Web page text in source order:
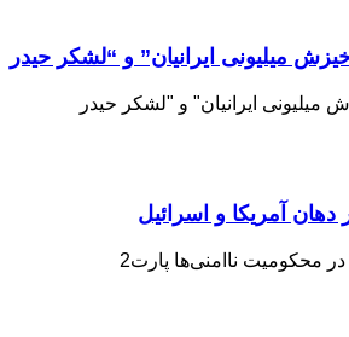
میلیونی ایرانیان” و “لشکر حیدر
ایرانیان" و "لشکر حیدر
آمریکا و اسرائیل
محکومیت ناامنی‌ها پارت2